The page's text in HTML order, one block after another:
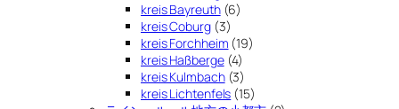
kreis Bayreuth(6)
kreis Coburg(3)
kreis Forchheim (19)
kreis Haßberge(4)
kreis Kulmbach(3)
kreis Lichtenfels (15)